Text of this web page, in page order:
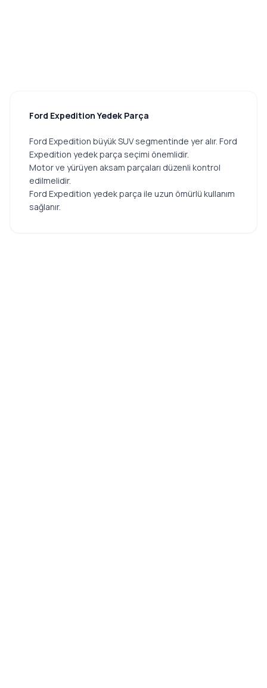
Ford Expedition Yedek Parça
Ford Expedition büyük SUV segmentinde yer alır. Ford
Expedition yedek parça seçimi önemlidir.
Motor ve yürüyen aksam parçaları düzenli kontrol
edilmelidir.
Ford Expedition yedek parça ile uzun ömürlü kullanım
sağlanır.